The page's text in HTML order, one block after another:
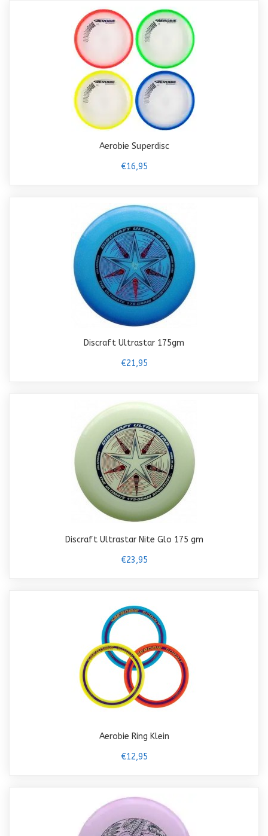
Aerobie Superdisc
€16,95
Discraft Ultrastar 175gm
€21,95
Discraft Ultrastar Nite Glo 175 gm
€23,95
Aerobie Ring Klein
€12,95